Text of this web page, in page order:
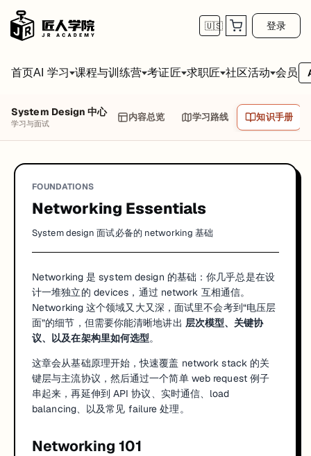
🇺🇸 登录
首页AI 学习 课程与训练营 考证匠 求职匠 社区活动 会员
System Design 中心
学习与面试
内容总览 学习路线 知识手册
FOUNDATIONS
Networking Essentials
System design 面试必备的 networking 基础
Networking 是 system design 的基础：你几乎总是在设
计一堆独立的 devices，通过 network 互相通信。
Networking 这个领域又大又深，面试里不会考到“电压层
面”的细节，但需要你能清晰地讲出 层次模型、关键协
议、以及在架构里如何选型。
这章会从基础原理开始，快速覆盖 network stack 的关
键层与主流协议，然后通过一个简单 web request 例子
串起来，再延伸到 API 协议、实时通信、load
balancing、以及常见 failure 处理。
Networking 101